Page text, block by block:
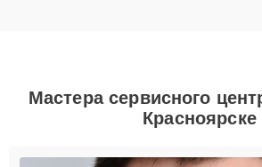
Мастера сервисного
Красноярске